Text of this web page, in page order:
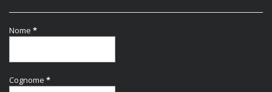
Nome *
Cognome *